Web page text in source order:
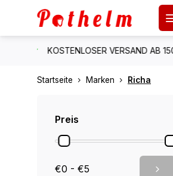
BESTELLUNG VOR 15:00
Startseite Marken Richa
Preis
€0 - €5